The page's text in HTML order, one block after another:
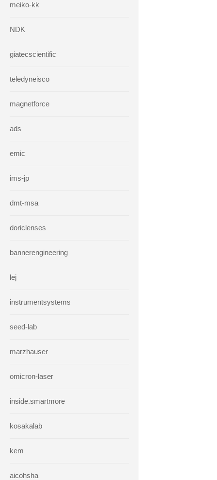
meiko-kk
NDK
giatecscientific
teledyneisco
magnetforce
ads
emic
ims-jp
dmt-msa
doriclenses
bannerengineering
lej
instrumentsystems
seed-lab
marzhauser
omicron-laser
inside.smartmore
kosakalab
kem
aicohsha